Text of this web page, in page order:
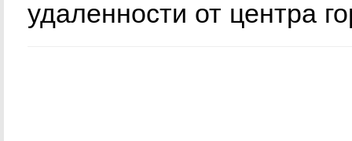
удаленности от центра